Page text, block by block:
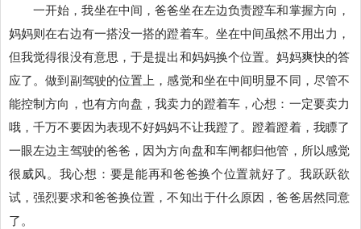
一开始，我坐在中间，爸爸坐在左边负责蹬车和掌握方向，
妈妈则在右边有一搭没一搭的蹬着车。坐在中间虽然不用出力，
但我觉得很没有意思，于是提出和妈妈换个位置。妈妈爽快的答
应了。做到副驾驶的位置上，感觉和坐在中间明显不同，尽管不
能控制方向，也有方向盘，我卖力的蹬着车，心想：一定要卖力
哦，千万不要因为表现不好妈妈不让我蹬了。蹬着蹬着，我瞟了
一眼左边主驾驶的爸爸，因为方向盘和车闸都归他管，所以感觉
很威风。我心想：要是能再和爸爸换个位置就好了。我跃跃欲
试，强烈要求和爸爸换位置，不知出于什么原因，爸爸居然同意
了。